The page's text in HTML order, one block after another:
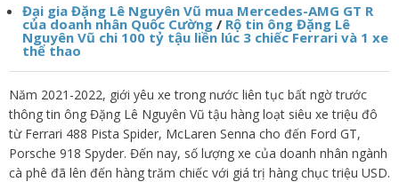
Đại gia Đặng Lê Nguyên Vũ mua Mercedes-AMG GT R
của doanh nhân Quốc Cường / Rộ tin ông Đặng Lê
Nguyên Vũ chi 100 tỷ tậu liền lúc 3 chiếc Ferrari và 1 xe
thể thao
Năm 2021-2022, giới yêu xe trong nước liên tục bất ngờ trước
thông tin ông Đặng Lê Nguyên Vũ tậu hàng loạt siêu xe triệu đô
từ Ferrari 488 Pista Spider, McLaren Senna cho đến Ford GT,
Porsche 918 Spyder. Đến nay, số lượng xe của doanh nhân ngành
cà phê đã lên đến hàng trăm chiếc với giá trị hàng chục triệu USD.